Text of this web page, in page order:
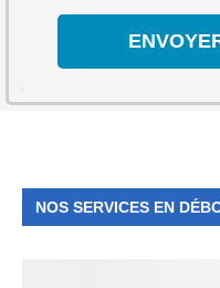
NOS SERVICES EN